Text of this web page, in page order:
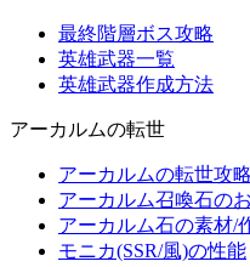
最終階層ボス攻略
英雄武器一覧
英雄武器作成方法
アーカルムの転世
アーカルムの転世攻
アーカルム召喚石の
アーカルム石の素材/
モニカ(SSR/風)の性能